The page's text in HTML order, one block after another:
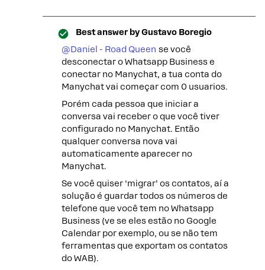
Best answer byGustavo Boregio
@Daniel - Road Queen se você
desconectar o Whatsapp Business e
conectar no Manychat, a tua conta do
Manychat vai começar com 0 usuarios.
Porém cada pessoa que iniciar a
conversa vai receber o que você tiver
configurado no Manychat. Então
qualquer conversa nova vai
automaticamente aparecer no
Manychat.
Se você quiser ‘migrar’ os contatos, aí a
solução é guardar todos os números de
telefone que você tem no Whatsapp
Business (ve se eles estão no Google
Calendar por exemplo, ou se não tem
ferramentas que exportam os contatos
do WAB).